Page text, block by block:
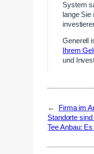
System
lange
Generell
Ihrem
und
←
Firma im
Standorte
Tee Anbau: